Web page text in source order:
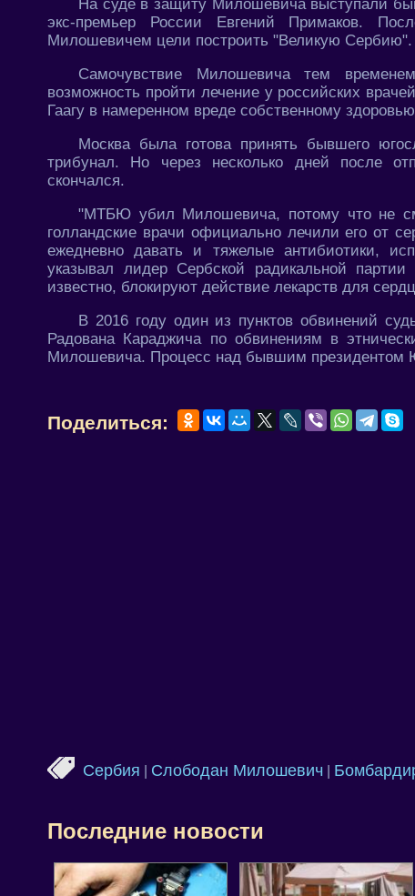
На суде в защиту Милошевича выступали
экс-премьер России Евгений Примаков.
Милошевичем цели построить "Великую Сербию".
Самочувствие Милошевича тем
возможность пройти лечение у российских
Гаагу в намеренном вреде собственному
Москва была готова принять бывшего
трибунал. Но через несколько дней после
скончался.
"МТБЮ убил Милошевича, потому что не
голландские врачи официально лечили его от
ежедневно давать и тяжелые антибиотики,
указывал лидер Сербской радикальной
известно, блокируют действие лекарств для
В 2016 году один из пунктов обвинений
Радована Караджича по обвинениям в
Милошевича. Процесс над бывшим президентом
Поделиться:
Сербия Слободан Милошевич
Последние новости